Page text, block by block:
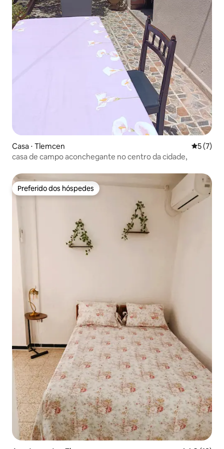
Casa ⋅ Tlemcen 5 de
5 (7)
casa de campo aconchegante no centro da cidade,
Preferido dos hóspedes
Preferido dos hóspedes